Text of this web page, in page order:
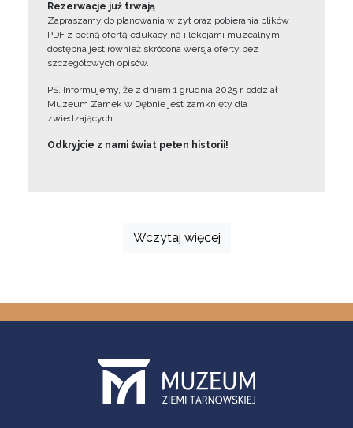
Rezerwacje już trwają
Zapraszamy do planowania wizyt oraz pobierania plików
PDF z pełną ofertą edukacyjną i lekcjami muzealnymi –
dostępna jest również skrócona wersja oferty bez
szczegółowych opisów.
PS. Informujemy, że z dniem 1 grudnia 2025 r. oddział
Muzeum Zamek w Dębnie jest zamknięty dla
zwiedzających.
Odkryjcie z nami świat pełen historii!
Wczytaj więcej